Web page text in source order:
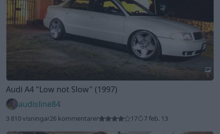
5
Audi A4 "Low not Slow" (1997)
audisline84
3 810 visningar26 kommentarer 17 7 feb. 13